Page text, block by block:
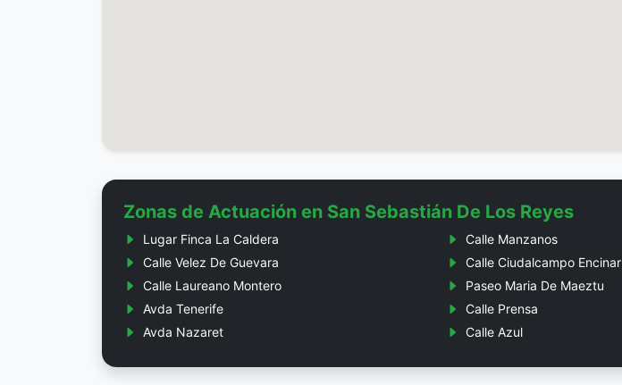
Zonas de Actuación en San Sebastián De Los Reyes
Lugar Finca La Caldera
Calle Velez De Guevara
Calle Laureano Montero
Avda Tenerife
Avda Nazaret
Calle Manzanos
Calle Ciudalcampo Encinar
Paseo Maria De Maeztu
Calle Prensa
Calle Azul